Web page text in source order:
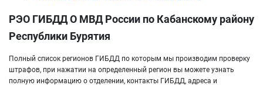
РЭО ГИБДД О МВД России по Кабанскому району
Республики Бурятия
Полный список регионов ГИБДД по которым мы производим проверку
штрафов, при нажатии на определенный регион вы можете узнать
полную информацию о отделении, контакты ГИБДД, адреса и